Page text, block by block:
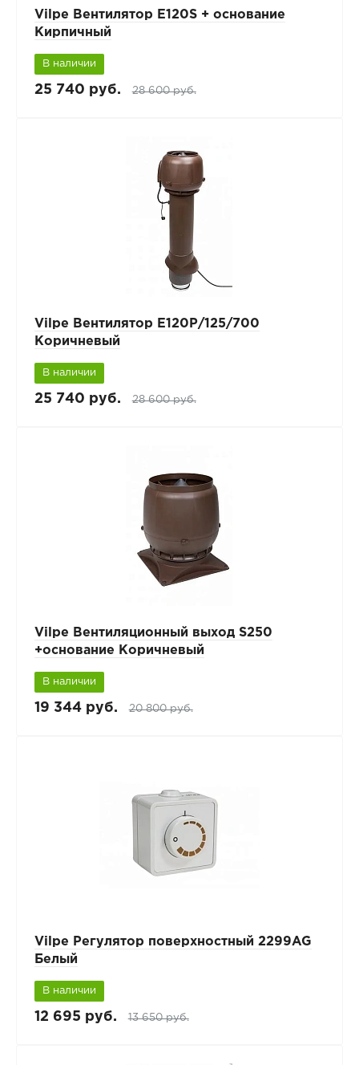
Vilpe Вентилятор E120S + основание
Кирпичный
В наличии
25 740 руб. 28 600 руб.
Vilpe Вентилятор Е120Р/125/700
Коричневый
В наличии
25 740 руб. 28 600 руб.
Vilpe Вентиляционный выход S250
+основание Коричневый
В наличии
19 344 руб. 20 800 руб.
Vilpe Регулятор поверхностный 2299AG
Белый
В наличии
12 695 руб. 13 650 руб.